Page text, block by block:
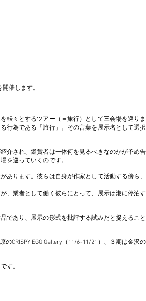
催します。
転々とするツアー（＝旅行）として三会場を巡り
行為である「旅行」。その言葉を展示名として選
介され、鑑賞者は一体何を見るべきなのかが予め
を巡っていくのです。
あります。彼らは自身が作家として活動する傍ら
、業者として働く彼らにとって、展示は港に停泊
あり、展示の形式を批評する試みだと捉えること
CRISPY EGG Gallery（11/6~11/21）、３期は金
す。